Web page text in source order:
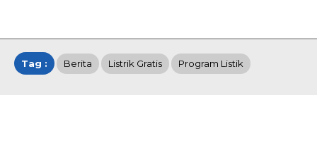
Tag : Berita Listrik Gratis Program Listik